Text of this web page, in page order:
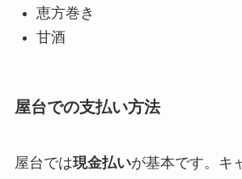
恵方巻き
甘酒
屋台での支払い方法
屋台では現金払いが基本です。キ